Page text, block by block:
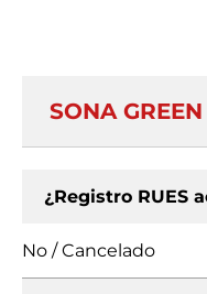
SONA
¿Registro RUES
No / Cancelado